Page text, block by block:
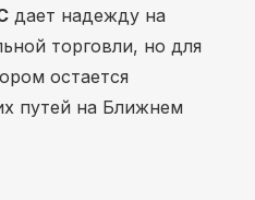
дает надежду на
торговли, но для
остается
путей на Ближнем